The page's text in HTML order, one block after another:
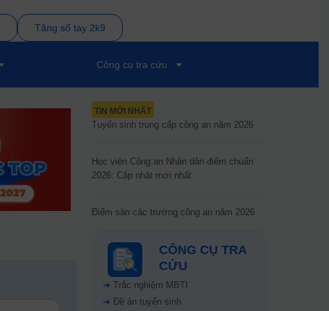
Tặng sổ tay 2k9
Công cụ tra cứu
TIN MỚI NHẤT
Tuyển sinh trung cấp công an năm 2026
Học viện Công an Nhân dân điểm chuẩn
2026: Cập nhật mới nhất
Điểm sàn các trường công an năm 2026
CÔNG CỤ TRA
CỨU
➜Trắc nghiệm MBTI
➜Đề án tuyển sinh